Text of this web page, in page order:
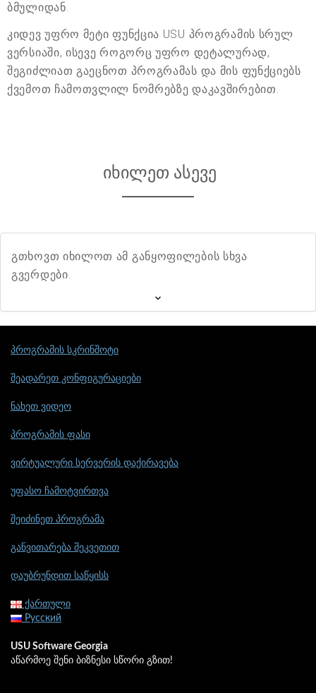
ბმულიდან.
კიდევ უფრო მეტი ფუნქცია USU პროგრამის სრულ
ვერსიაში, ისევე როგორც უფრო დეტალურად,
შეგიძლიათ გაეცნოთ პროგრამას და მის ფუნქციებს
ქვემოთ ჩამოთვლილ ნომრებზე დაკავშირებით.
იხილეთ ასევე
გთხოვთ იხილოთ ამ განყოფილების სხვა
გვერდები.
პროგრამის სკრინშოტი
შეადარეთ კონფიგურაციები
ნახეთ ვიდეო
პროგრამის ფასი
ვირტუალური სერვერის დაქირავება
უფასო ჩამოტვირთვა
შეიძინეთ პროგრამა
განვითარება შეკვეთით
დაუბრუნდით საწყისს
ქართული
Русский
USU Software Georgia
აწარმოე შენი ბიზნესი სწორი გზით!